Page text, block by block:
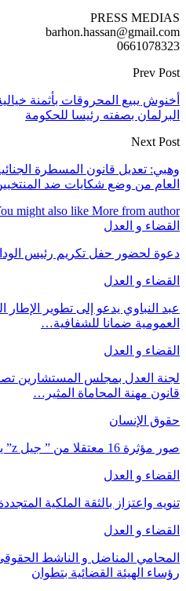
PRESS MEDIAS
barhon.hassan@gmail.com
0661078323
Prev Post
أخنوش يبيع المحروقات بأثمنة
البرلمان بصفته رئيسا للحكومة
Next Post
وهبي: تعديل قانون المسطرة
العام من وضع شكايات ضد
might also like More from author
القضاء و العدل
دعوة لحضور حفل تكريم رئيس
القضاء و العدل
عبد النباوي يدعو إلى تطوير
العمومية ضمانا للشفافية…
القضاء و العدل
لجنة العدل بمجلس المستشارين
قانون مهنة المحاماة المثير…
حقوق الإنسان
صور مؤثرة 16 معتقلا من ” جيل z” يغادرون السجن
القضاء و العدل
تنويه واعتزاز بالثقة الملكية
القضاء و العدل
المحامي المناضل و الناشط
رؤساء الهيئة القضائية بتطوان